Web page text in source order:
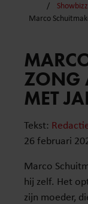
Showbizz
Marco
ZONG
MET
Tekst:
26 februari
Marco
hij zelf. Het
zijn moeder,